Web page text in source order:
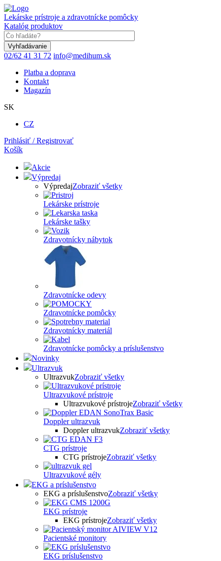
Skočiť
na
hlavný
obsah
Lekárske prístroje a zdravotnícke pomôcky
Katalóg produktov
02/62 41 31 72 info@medihum.sk
Platba a doprava
Kontakt
Magazín
SK
CZ
Prihlásiť / Registrovať
Košík
Akcie
Výpredaj
VýpredajZobraziť všetky
Lekárske prístroje
Lekárske tašky
Zdravotnícky nábytok
Zdravotnícke odevy
Zdravotnícke pomôcky
Zdravotnícky materiál
Zdravotnícke pomôcky a príslušenstvo
Novinky
Ultrazvuk
UltrazvukZobraziť všetky
Ultrazvukové prístroje
Ultrazvukové prístrojeZobraziť všetky
Doppler ultrazvuk
Doppler ultrazvukZobraziť všetky
CTG prístroje
CTG prístrojeZobraziť všetky
Ultrazvukové gély
EKG a príslušenstvo
EKG a príslušenstvoZobraziť všetky
EKG prístroje
EKG prístrojeZobraziť všetky
Pacientské monitory
EKG príslušenstvo